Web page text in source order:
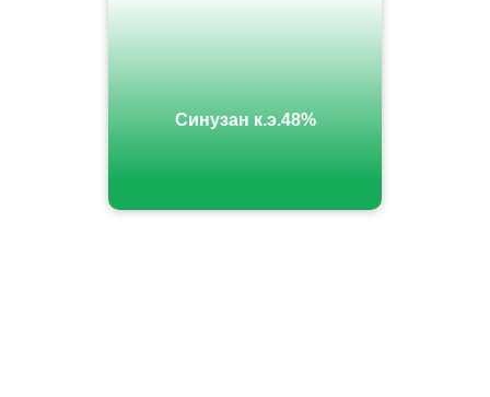
Синузан к.э.48%